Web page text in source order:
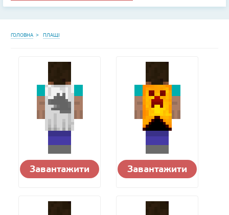
ГОЛОВНА ПЛАЩІ
Завантажити Завантажити